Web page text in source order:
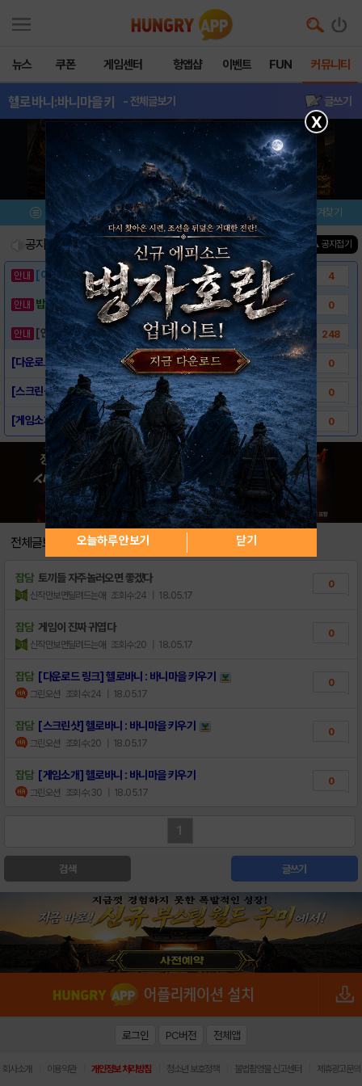
뉴스 쿠폰 게임센터 헝앱샵 이벤트 FUN 커뮤니티
헬로바니:바니마을키 - 전체글보기 글쓰기
메뉴 이벤트/미션 설치/평가 즐겨찾기
공지사항 진행중인 이벤트0 건 ▲ 공지접기
[이벤트] 웃음으로 매일매일 해피! 유머 게시.. 4
밥알이의 헝앱통신 ⑲ “밥알이, 드디어 멀티를.. 0
[안내] 헝그리앱 필수 상식! 밥알 획득 안내.. 248
[다운로드 링크] 헬로바니 : 바니마을 키우기 0
[스크린샷] 헬로바니 : 바니마을 키우기 0
[게임소개] 헬로바니 : 바니마을 키우기 0
전체글보기
잡담 토끼들 자주놀러오면 좋겠다
신작만보면달려드는애 조회수:24 | 18.05.17
0
잡담 게임이 진짜 귀엽다
신작만보면달려드는애 조회수:20 | 18.05.17
0
잡담 [다운로드 링크] 헬로바니 : 바니마을 키우기
그린오션 조회수:24 | 18.05.17
0
잡담 [스크린샷] 헬로바니 : 바니마을 키우기
그린오션 조회수:20 | 18.05.17
0
잡담 [게임소개] 헬로바니 : 바니마을 키우기
그린오션 조회수:30 | 18.05.17
0
1
검색 글쓰기
X
오늘하루 안보기 닫기
로그인 PC버전 전체앱
회사소개 이용약관 개인정보 처리방침 청소년 보호정책 불법촬영물 신고센터 제휴광고문의